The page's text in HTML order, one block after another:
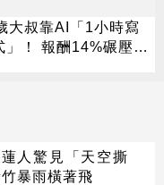
大叔靠AI「1小時寫
」！ 報酬14%碾壓標
接辭職去炒股
人驚見「天空撕
暴雨橫著飛